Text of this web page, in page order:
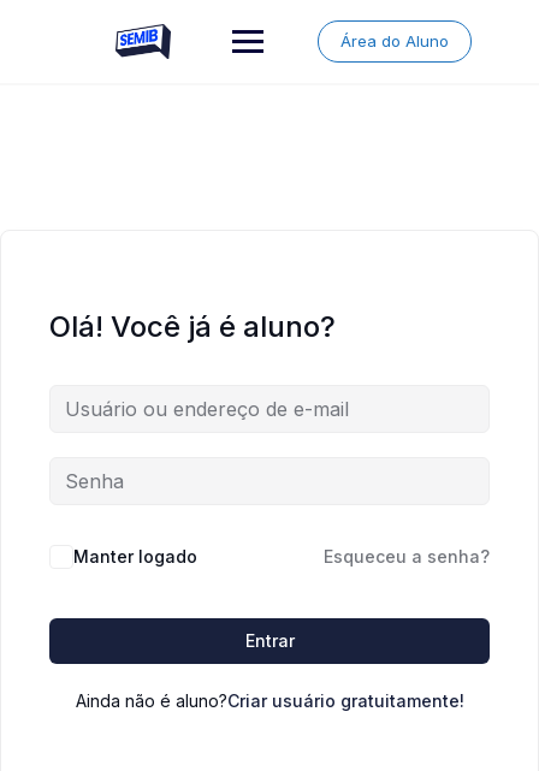
Área do Aluno
Olá! Você já é aluno?
Manter logado Esqueceu a senha?
Entrar
Ainda não é aluno?Criar usuário gratuitamente!